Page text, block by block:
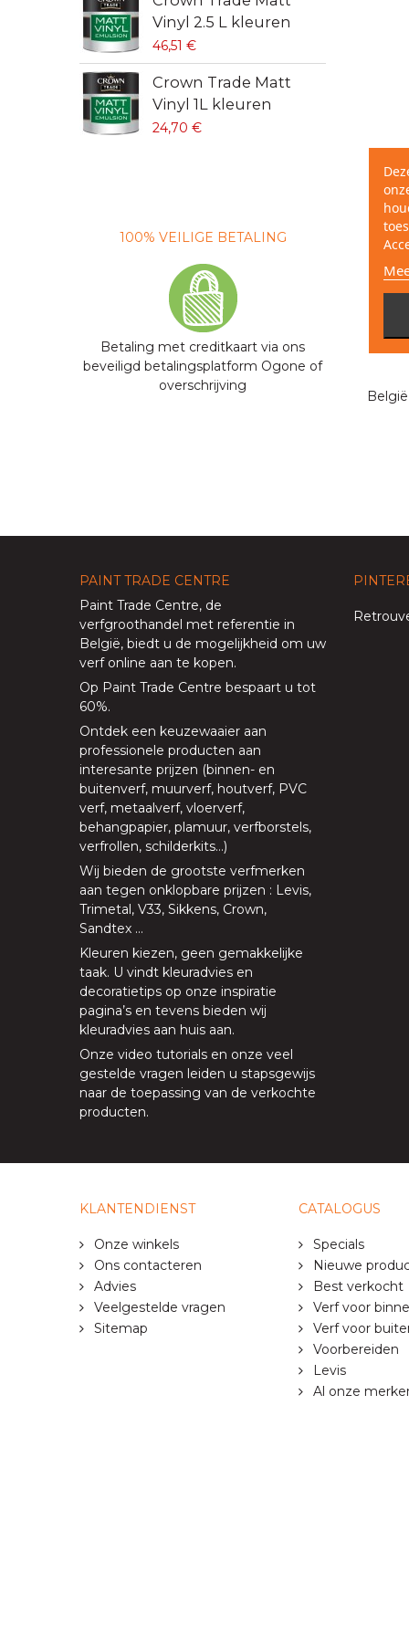
Vinyl 2.5 L kleuren
46,51 €
Crown Trade Matt
Vinyl 1L kleuren
24,70 €
100% VEILIGE BETALING
Betaling met creditkaart via ons
beveiligd betalingsplatform Ogone of
overschrijving
PAINT TRADE CENTRE
Paint Trade Centre, de
verfgroothandel met referentie in
België, biedt u de mogelijkheid om uw
verf online aan te kopen.
Op Paint Trade Centre bespaart u tot
60%.
Ontdek een keuzewaaier aan
professionele producten aan
interesante prijzen (binnen- en
buitenverf, muurverf, houtverf, PVC
verf, metaalverf, vloerverf,
behangpapier, plamuur, verfborstels,
verfrollen, schilderkits…)
Wij bieden de grootste verfmerken
aan tegen onklopbare prijzen : Levis,
Trimetal, V33, Sikkens, Crown,
Sandtex …
Kleuren kiezen, geen gemakkelijke
taak. U vindt kleuradvies en
decoratietips op onze inspiratie
pagina’s en tevens bieden wij
kleuradvies aan huis aan.
Onze video tutorials en onze veel
gestelde vragen leiden u stapsgewijs
naar de toepassing van de verkochte
producten.
KLANTENDIENST
Onze winkels
Ons contacteren
Advies
Veelgestelde vragen
Sitemap
CATALOGUS
Specials
Nieuwe
Best verkocht
Verf voor
Verf voor
Voorbereiden
Levis
Al onze